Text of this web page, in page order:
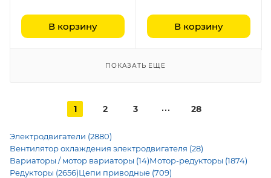
В корзину В корзину
ПОКАЗАТЬ ЕЩЕ
1 2 3 28
Электродвигатели (2880)
Вентилятор охлаждения электродвигателя (28)
Вариаторы / мотор вариаторы (14)Мотор-редукторы (1874)
Редукторы (2656)Цепи приводные (709)